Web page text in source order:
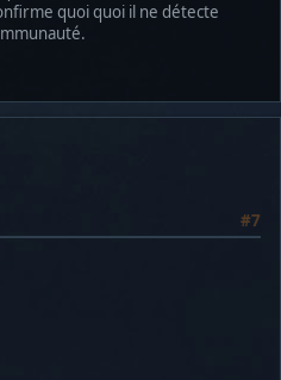
quoi quoi il ne détecte
#7